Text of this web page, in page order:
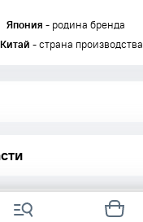
Япония - родина бренда
Китай - страна производства